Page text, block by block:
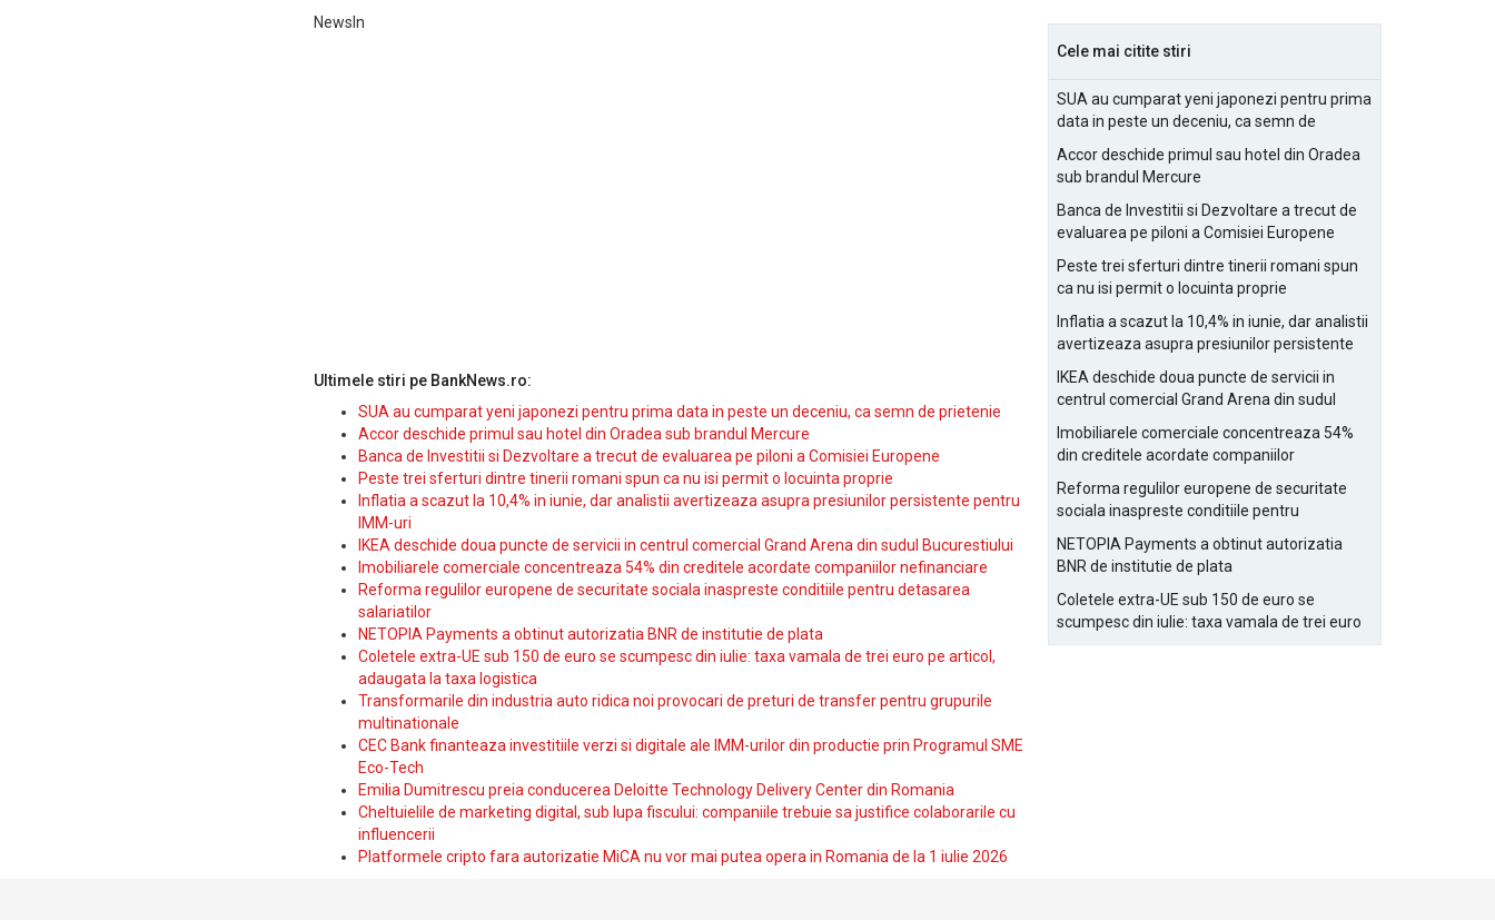
NewsIn
Ultimele stiri pe BankNews.ro:
SUA au cumparat yeni japonezi pentru prima data in peste un deceniu, ca semn de prietenie
Accor deschide primul sau hotel din Oradea sub brandul Mercure
Banca de Investitii si Dezvoltare a trecut de evaluarea pe piloni a Comisiei Europene
Peste trei sferturi dintre tinerii romani spun ca nu isi permit o locuinta proprie
Inflatia a scazut la 10,4% in iunie, dar analistii avertizeaza asupra presiunilor persistente pentru
IMM-uri
IKEA deschide doua puncte de servicii in centrul comercial Grand Arena din sudul Bucurestiului
Imobiliarele comerciale concentreaza 54% din creditele acordate companiilor nefinanciare
Reforma regulilor europene de securitate sociala inaspreste conditiile pentru detasarea
salariatilor
NETOPIA Payments a obtinut autorizatia BNR de institutie de plata
Coletele extra-UE sub 150 de euro se scumpesc din iulie: taxa vamala de trei euro pe articol,
adaugata la taxa logistica
Transformarile din industria auto ridica noi provocari de preturi de transfer pentru grupurile
multinationale
CEC Bank finanteaza investitiile verzi si digitale ale IMM-urilor din productie prin Programul SME
Eco-Tech
Emilia Dumitrescu preia conducerea Deloitte Technology Delivery Center din Romania
Cheltuielile de marketing digital, sub lupa fiscului: companiile trebuie sa justifice colaborarile cu
influencerii
Platformele cripto fara autorizatie MiCA nu vor mai putea opera in Romania de la 1 iulie 2026
Cele mai citite stiri
SUA au cumparat yeni japonezi pentru prima
data in peste un deceniu, ca semn de
Accor deschide primul sau hotel din Oradea
sub brandul Mercure
Banca de Investitii si Dezvoltare a trecut de
evaluarea pe piloni a Comisiei Europene
Peste trei sferturi dintre tinerii romani spun
ca nu isi permit o locuinta proprie
Inflatia a scazut la 10,4% in iunie, dar analistii
avertizeaza asupra presiunilor persistente
IKEA deschide doua puncte de servicii in
centrul comercial Grand Arena din sudul
Imobiliarele comerciale concentreaza 54%
din creditele acordate companiilor
Reforma regulilor europene de securitate
sociala inaspreste conditiile pentru
NETOPIA Payments a obtinut autorizatia
BNR de institutie de plata
Coletele extra-UE sub 150 de euro se
scumpesc din iulie: taxa vamala de trei euro
pe articol, adaugata la taxa logistica